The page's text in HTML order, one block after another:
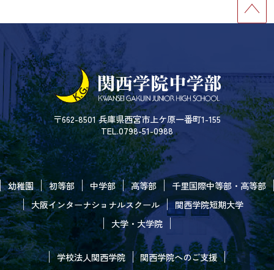
〒662-8501 兵庫県西宮市上ケ原一番町1-155
TEL.0798-51-0988
幼稚園 初等部 中学部 高等部
千里国際中等部・高等部
大阪インターナショナルスクール
関西学院短期大学
大学・大学院
学校法人関西学院
関西学院へのご支援